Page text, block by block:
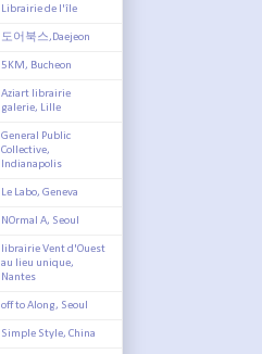
Librairie de l'île
도어북스,Daejeon
5KM, Bucheon
Aziart librairie
galerie, Lille
General Public
Collective,
Indianapolis
Le Labo, Geneva
NOrmal A, Seoul
librairie Vent d'Ouest
au lieu unique,
Nantes
off to Along, Seoul
Simple Style, China